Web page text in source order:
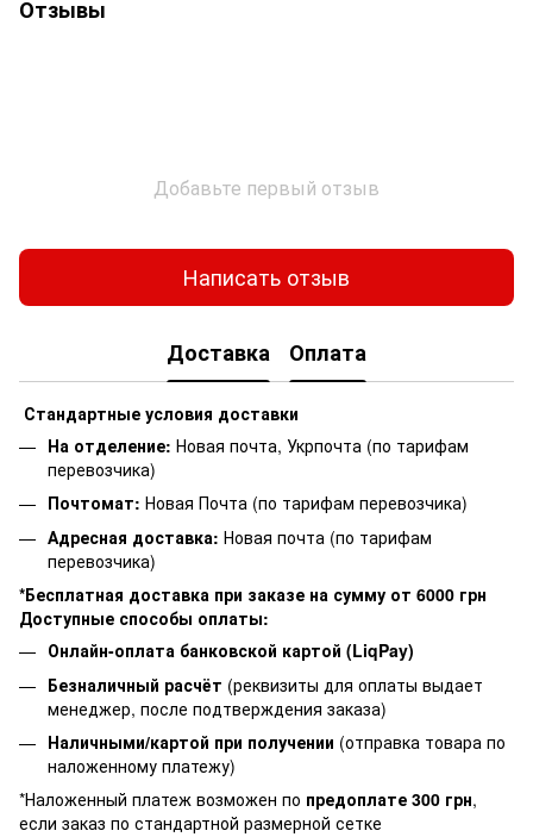
Отзывы
Добавьте первый отзыв
Написать отзыв
Доставка Оплата
Стандартные условия доставки
На отделение: Новая почта, Укрпочта (по тарифам
перевозчика)
Почтомат: Новая Почта (по тарифам перевозчика)
Адресная доставка: Новая почта (по тарифам
перевозчика)
*Бесплатная доставка при заказе на сумму от 6000 грн
Доступные способы оплаты:
Онлайн-оплата банковской картой (LiqPay)
Безналичный расчёт (реквизиты для оплаты выдает
менеджер, после подтверждения заказа)
Наличными/картой при получении (отправка товара по
наложенному платежу)
*Наложенный платеж возможен по предоплате 300 грн,
если заказ по стандартной размерной сетке